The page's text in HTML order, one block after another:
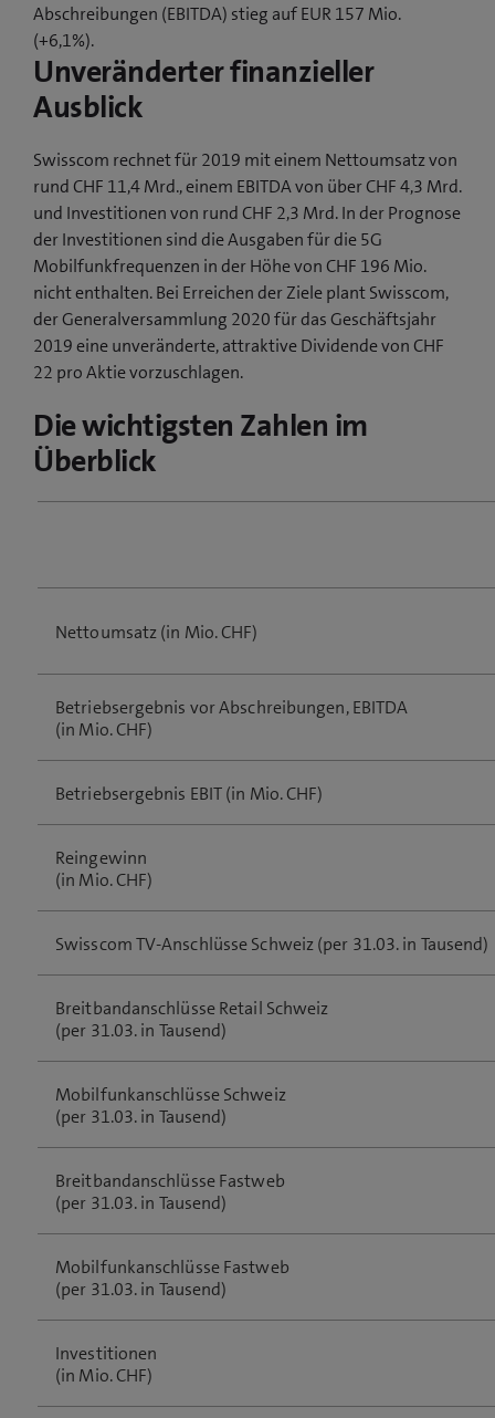
Abschreibungen (EBITDA) stieg auf EUR 157 Mio.
(+6,1%).
Unveränderter finanzieller
Ausblick
Swisscom rechnet für 2019 mit einem Nettoumsatz von
rund CHF 11,4 Mrd., einem EBITDA von über CHF 4,3 Mrd.
und Investitionen von rund CHF 2,3 Mrd. In der Prognose
der Investitionen sind die Ausgaben für die 5G
Mobilfunkfrequenzen in der Höhe von CHF 196 Mio.
nicht enthalten. Bei Erreichen der Ziele plant Swisscom,
der Generalversammlung 2020 für das Geschäftsjahr
2019 eine unveränderte, attraktive Dividende von CHF
22 pro Aktie vorzuschlagen.
Die wichtigsten Zahlen im
Überblick
Nettoumsatz (in Mio. CHF)
Betriebsergebnis vor Abschreibungen, EBITDA
(in Mio. CHF)
Betriebsergebnis EBIT (in Mio. CHF)
Reingewinn
(in Mio. CHF)
Swisscom TV-Anschlüsse Schweiz (per 31.03. in Tausend)
Breitbandanschlüsse Retail Schweiz
(per 31.03. in Tausend)
Mobilfunkanschlüsse Schweiz
(per 31.03. in Tausend)
Breitbandanschlüsse Fastweb
(per 31.03. in Tausend)
Mobilfunkanschlüsse Fastweb
(per 31.03. in Tausend)
Investitionen
(in Mio. CHF)